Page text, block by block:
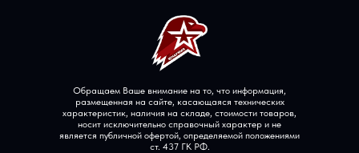
Обращаем Ваше внимание на то, что информация,
размещенная на сайте, касающаяся технических
характеристик, наличия на складе, стоимости товаров,
носит исключительно справочный характер и не
является публичной офертой, определяемой положениями
ст. 437 ГК РФ.